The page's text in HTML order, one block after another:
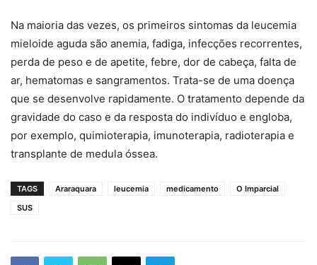
Na maioria das vezes, os primeiros sintomas da leucemia
mieloide aguda são anemia, fadiga, infecções recorrentes,
perda de peso e de apetite, febre, dor de cabeça, falta de
ar, hematomas e sangramentos. Trata-se de uma doença
que se desenvolve rapidamente. O tratamento depende da
gravidade do caso e da resposta do indivíduo e engloba,
por exemplo, quimioterapia, imunoterapia, radioterapia e
transplante de medula óssea.
TAGS Araraquara leucemia medicamento
O Imparcial
SUS